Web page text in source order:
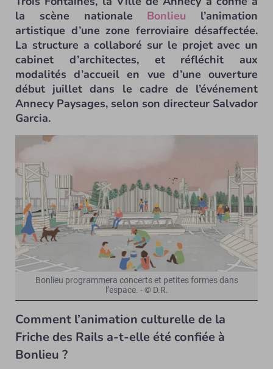
la scène nationale Bonlieu l’animation
artistique d’une zone ferroviaire désaffectée.
La structure a collaboré sur le projet avec un
cabinet d’architectes, et réfléchit aux
modalités d’accueil en vue d’une ouverture
début juillet dans le cadre de l’événement
Annecy Paysages, selon son directeur Salvador
Garcia.
Bonlieu programmera concerts et petites formes dans
l’espace. - © D.R.
Comment l’animation culturelle de la
Friche des Rails a-t-elle été confiée à
Bonlieu ?